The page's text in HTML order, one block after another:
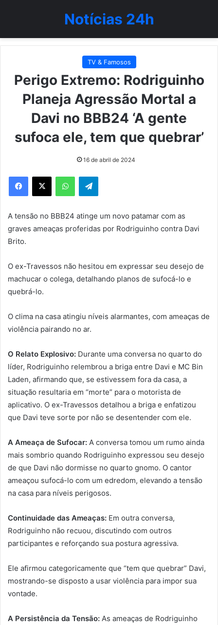
Notícias 24h
TV & Famosos
Perigo Extremo: Rodriguinho
Planeja Agressão Mortal a
Davi no BBB24 ‘A gente
sufoca ele, tem que quebrar’
16 de abril de 2024
WhatsAppTelegram
A tensão no BBB24 atinge um novo patamar com as
graves ameaças proferidas por Rodriguinho contra Davi
Brito.
O ex-Travessos não hesitou em expressar seu desejo de
machucar o colega, detalhando planos de sufocá-lo e
quebrá-lo.
O clima na casa atingiu níveis alarmantes, com ameaças de
violência pairando no ar.
O Relato Explosivo: Durante uma conversa no quarto do
líder, Rodriguinho relembrou a briga entre Davi e MC Bin
Laden, afirmando que, se estivessem fora da casa, a
situação resultaria em “morte” para o motorista de
aplicativo. O ex-Travessos detalhou a briga e enfatizou
que Davi teve sorte por não se desentender com ele.
A Ameaça de Sufocar: A conversa tomou um rumo ainda
mais sombrio quando Rodriguinho expressou seu desejo
de que Davi não dormisse no quarto gnomo. O cantor
ameaçou sufocá-lo com um edredom, elevando a tensão
na casa para níveis perigosos.
Continuidade das Ameaças: Em outra conversa,
Rodriguinho não recuou, discutindo com outros
participantes e reforçando sua postura agressiva.
Ele afirmou categoricamente que “tem que quebrar” Davi,
mostrando-se disposto a usar violência para impor sua
vontade.
A Persistência da Tensão: As ameaças de Rodriguinho